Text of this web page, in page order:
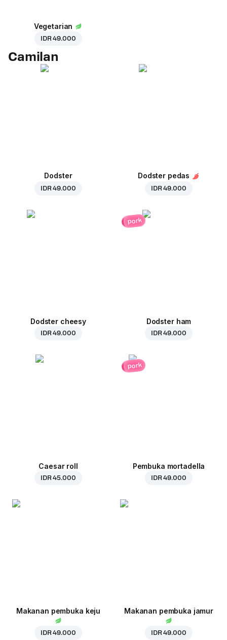
Vegetarian
IDR 49.000
Camilan
Dodster
IDR 49.000
Dodster pedas
IDR 49.000
Dodster cheesy
IDR 49.000
pork
Dodster ham
IDR 49.000
Caesar roll
IDR 45.000
pork
Pembuka mortadella
IDR 49.000
Makanan pembuka keju
IDR 49.000
Makanan pembuka jamur
IDR 49.000